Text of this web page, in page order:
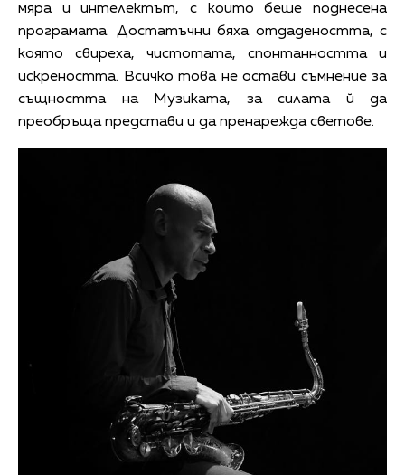
мяра и интелектът, с които беше поднесена
програмата. Достатъчни бяха отдадеността, с
която свиреха, чистотата, спонтанността и
искреността. Всичко това не остави съмнение за
същността на Музиката, за силата й да
преобръща представи и да пренарежда светове.